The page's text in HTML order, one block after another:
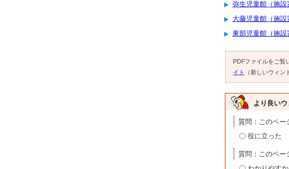
弥生児童館（施設
大藤児童館（施設
東部児童館（施設
PDFファイルをご覧
イト
（新しいウィ
より良い
質問：このペー
役に立った
質問：このペー